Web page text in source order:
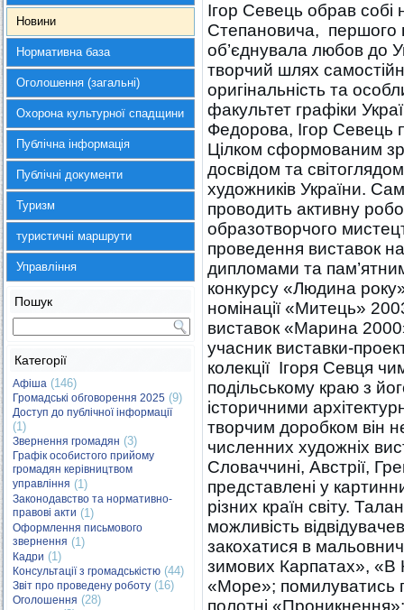
Новини
Нормативна база
Оголошення (загальні)
Охорона культурної спадщини
Публічна інформація
Публічні документи
Туризм
туристичні маршрути
Управління
Пошук
Категорії
Афіша (146)
Громадські обговорення 2025 (9)
Доступ до публічної інформації
(1)
Звернення громадян (3)
Графік особистого прийому
громадян керівництвом
управління (1)
Законодавство та нормативно-
правові акти (1)
Оформлення письмового
звернення (1)
Кадри (1)
Консультації з громадськістю (44)
Звіт про проведену роботу (16)
Оголошення (28)
Ігор Севець обрав собі
Степановича, першого
об’єднувала любов до
творчий шлях
оригінальність та
факультет графіки
Федорова, Ігор Севець
Цілком сформованим
досвідом та
художників України.
проводить активну
образотворчого
проведення виставок
дипломами та
конкурсу «Людина
номінації «Митець»
виставок «Марина
учасник виставки-
колекції Ігоря Севця
подільському краю з
історичними
творчим доробком він
численних художніх
Словаччині, Австрії,
представлені у
різних країн світу.
можливість
закохатися в
зимових Карпатах», «В
«Море»; помилуватись
полотні